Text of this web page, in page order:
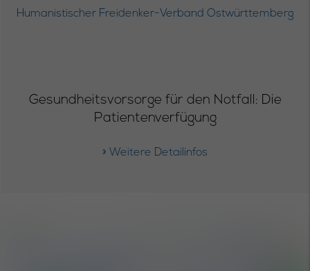
Humanistischer Freidenker-Verband Ostwürttemberg
Gesundheitsvorsorge für den Notfall: Die
Patientenverfügung
» Weitere Detailinfos